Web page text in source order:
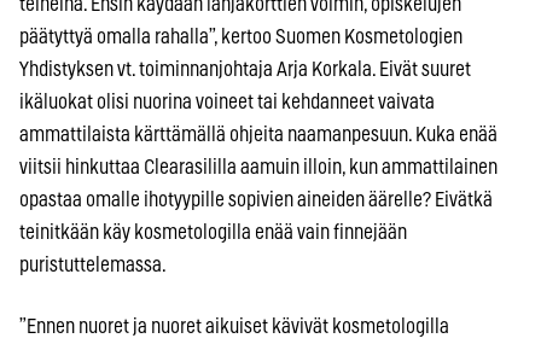
teineinä. Ensin käydään lahjakorttien voimin, opiskelujen
päätyttyä omalla rahalla”, kertoo Suomen Kosmetologien
Yhdistyksen vt. toiminnanjohtaja Arja Korkala. Eivät suuret
ikäluokat olisi nuorina voineet tai kehdanneet vaivata
ammattilaista kärttämällä ohjeita naamanpesuun. Kuka enää
viitsii hinkuttaa Clearasililla aamuin illoin, kun ammattilainen
opastaa omalle ihotyypille sopivien aineiden äärelle? Eivätkä
teinitkään käy kosmetologilla enää vain finnejään
puristuttelemassa.
”Ennen nuoret ja nuoret aikuiset kävivät kosmetologilla